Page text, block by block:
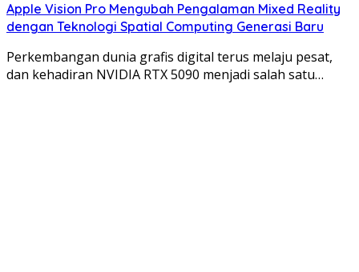
Apple Vision Pro Mengubah Pengalaman Mixed Reality
dengan Teknologi Spatial Computing Generasi Baru
Perkembangan dunia grafis digital terus melaju pesat,
dan kehadiran NVIDIA RTX 5090 menjadi salah satu…